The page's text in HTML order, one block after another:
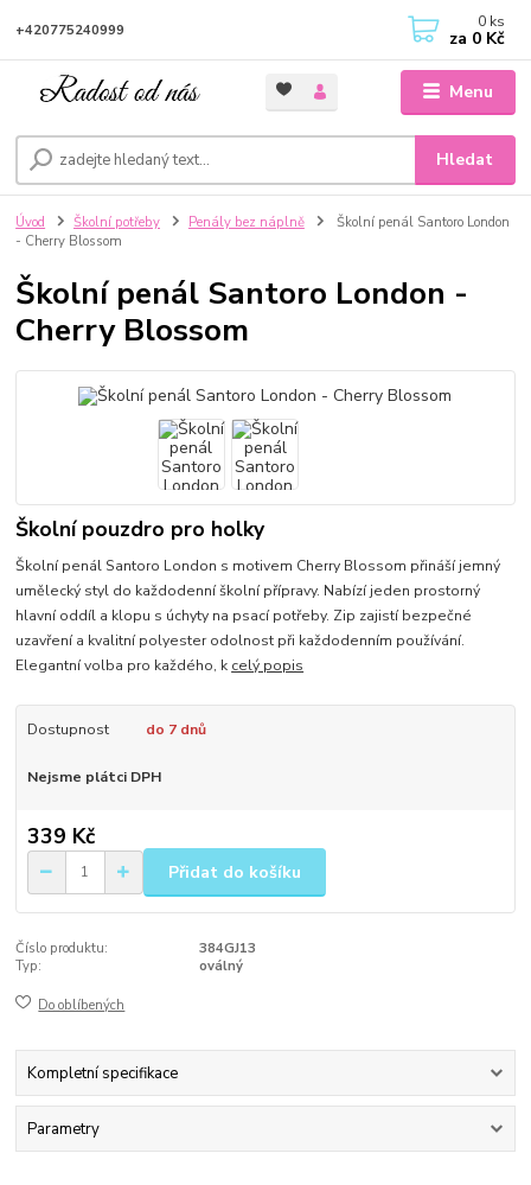
Menu
Hledat
+420775240999 0 ks
za 0 Kč
Úvod Školní potřeby Penály bez náplně
Školní penál Santoro London
- Cherry Blossom
Školní penál Santoro London -
Cherry Blossom
Školní pouzdro pro holky
Školní penál Santoro London s motivem Cherry Blossom přináší jemný
umělecký styl do každodenní školní přípravy. Nabízí jeden prostorný
hlavní oddíl a klopu s úchyty na psací potřeby. Zip zajistí bezpečné
uzavření a kvalitní polyester odolnost při každodenním používání.
Elegantní volba pro každého, k celý popis
Dostupnost do 7 dnů
Nejsme plátci DPH
339 Kč
Přidat do košíku
Číslo produktu:
384GJ13
Typ:
oválný
Do oblíbených
Kompletní specifikace
Parametry